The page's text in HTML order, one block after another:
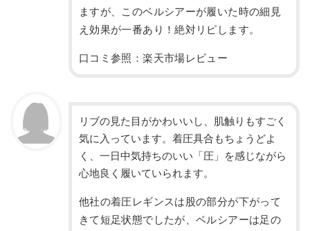
ますが、このベルシアーが履いた時の細見
え効果が一番あり！絶対リピします。
口コミ参照：楽天市場レビュー
リブの見た目がかわいいし、肌触りもすごく
気に入っています。着圧具合もちょうどよ
く、一日中気持ちのいい「圧」を感じながら
心地良く履いていられます。
他社の着圧レギンスは股の部分が下がって
きて短足状態でしたが、ベルシアーは足の